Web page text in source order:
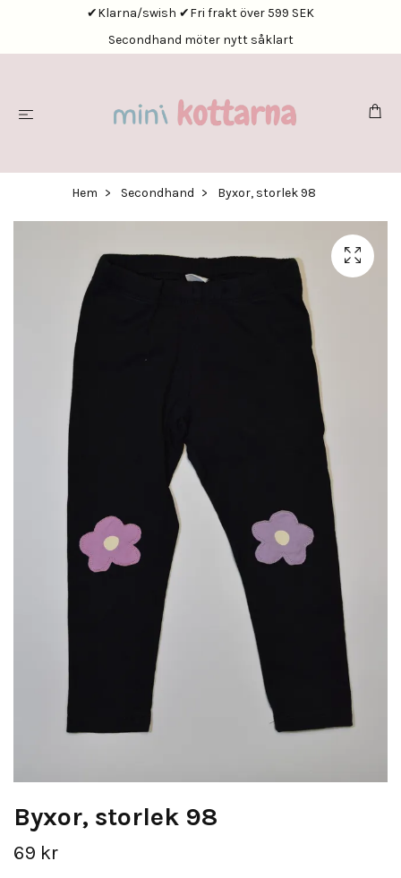
✔Klarna/swish ✔Fri frakt över 599 SEK
Secondhand möter nytt såklart
Hem Secondhand Byxor, storlek 98
Byxor, storlek 98
69 kr